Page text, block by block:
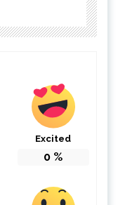
Excited
0 %